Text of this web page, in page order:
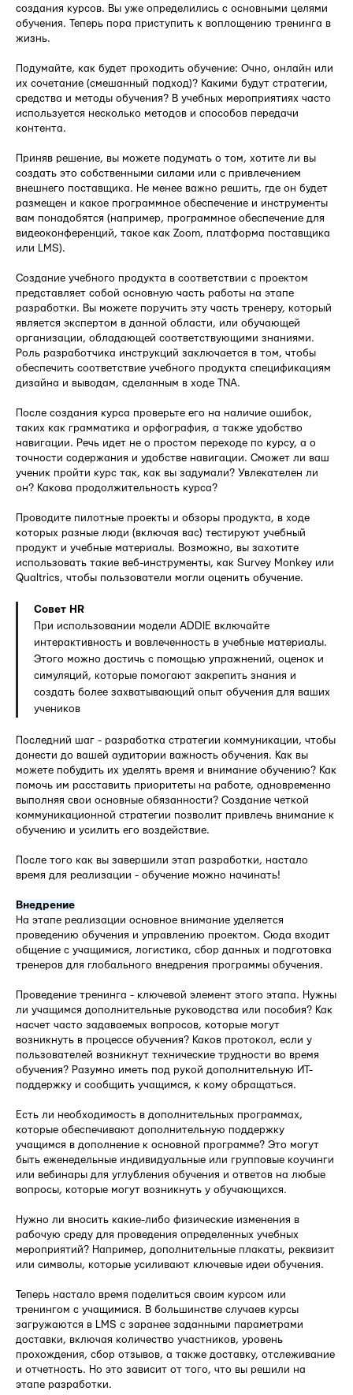
создания курсов. Вы уже определились с основными целями
обучения. Теперь пора приступить к воплощению тренинга в
жизнь.
Подумайте, как будет проходить обучение: Очно, онлайн или
их сочетание (смешанный подход)? Какими будут стратегии,
средства и методы обучения? В учебных мероприятиях часто
используется несколько методов и способов передачи
контента.
Приняв решение, вы можете подумать о том, хотите ли вы
создать это собственными силами или с привлечением
внешнего поставщика. Не менее важно решить, где он будет
размещен и какое программное обеспечение и инструменты
вам понадобятся (например, программное обеспечение для
видеоконференций, такое как Zoom, платформа поставщика
или LMS).
Создание учебного продукта в соответствии с проектом
представляет собой основную часть работы на этапе
разработки. Вы можете поручить эту часть тренеру, который
является экспертом в данной области, или обучающей
организации, обладающей соответствующими знаниями.
Роль разработчика инструкций заключается в том, чтобы
обеспечить соответствие учебного продукта спецификациям
дизайна и выводам, сделанным в ходе TNA.
После создания курса проверьте его на наличие ошибок,
таких как грамматика и орфография, а также удобство
навигации. Речь идет не о простом переходе по курсу, а о
точности содержания и удобстве навигации. Сможет ли ваш
ученик пройти курс так, как вы задумали? Увлекателен ли
он? Какова продолжительность курса?
Проводите пилотные проекты и обзоры продукта, в ходе
которых разные люди (включая вас) тестируют учебный
продукт и учебные материалы. Возможно, вы захотите
использовать такие веб-инструменты, как Survey Monkey или
Qualtrics, чтобы пользователи могли оценить обучение.
Совет HR
При использовании модели ADDIE включайте
интерактивность и вовлеченность в учебные материалы.
Этого можно достичь с помощью упражнений, оценок и
симуляций, которые помогают закрепить знания и
создать более захватывающий опыт обучения для ваших
учеников
Последний шаг - разработка стратегии коммуникации, чтобы
донести до вашей аудитории важность обучения. Как вы
можете побудить их уделять время и внимание обучению? Как
помочь им расставить приоритеты на работе, одновременно
выполняя свои основные обязанности? Создание четкой
коммуникационной стратегии позволит привлечь внимание к
обучению и усилить его воздействие.
После того как вы завершили этап разработки, настало
время для реализации - обучение можно начинать!
Внедрение
На этапе реализации основное внимание уделяется
проведению обучения и управлению проектом. Сюда входит
общение с учащимися, логистика, сбор данных и подготовка
тренеров для глобального внедрения программы обучения.
Проведение тренинга - ключевой элемент этого этапа. Нужны
ли учащимся дополнительные руководства или пособия? Как
насчет часто задаваемых вопросов, которые могут
возникнуть в процессе обучения? Каков протокол, если у
пользователей возникнут технические трудности во время
обучения? Разумно иметь под рукой дополнительную ИТ-
поддержку и сообщить учащимся, к кому обращаться.
Есть ли необходимость в дополнительных программах,
которые обеспечивают дополнительную поддержку
учащимся в дополнение к основной программе? Это могут
быть еженедельные индивидуальные или групповые коучинги
или вебинары для углубления обучения и ответов на любые
вопросы, которые могут возникнуть у обучающихся.
Нужно ли вносить какие-либо физические изменения в
рабочую среду для проведения определенных учебных
мероприятий? Например, дополнительные плакаты, реквизит
или символы, которые усиливают ключевые идеи обучения.
Теперь настало время поделиться своим курсом или
тренингом с учащимися. В большинстве случаев курсы
загружаются в LMS с заранее заданными параметрами
доставки, включая количество участников, уровень
прохождения, сбор отзывов, а также доставку, отслеживание
и отчетность. Но это зависит от того, что вы решили на
этапе разработки.